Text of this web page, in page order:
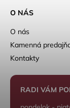
O NÁS
O nás
Kamenná
Kontakty
RADI VÁM